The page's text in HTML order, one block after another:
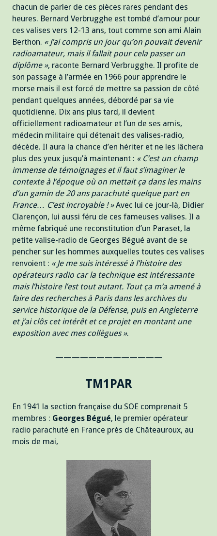
chacun de parler de ces pièces rares pendant des
heures. Bernard Verbrugghe est tombé d’amour pour
ces valises vers 12-13 ans, tout comme son ami Alain
Berthon. « J’ai compris un jour qu’on pouvait devenir
radioamateur, mais il fallait pour cela passer un
diplôme », raconte Bernard Verbrugghe. Il profite de
son passage à l’armée en 1966 pour apprendre le
morse mais il est forcé de mettre sa passion de côté
pendant quelques années, débordé par sa vie
quotidienne. Dix ans plus tard, il devient
officiellement radioamateur et l’un de ses amis,
médecin militaire qui détenait des valises-radio,
décède. Il aura la chance d’en hériter et ne les lâchera
plus des yeux jusqu’à maintenant : « C’est un champ
immense de témoignages et il faut s’imaginer le
contexte à l’époque où on mettait ça dans les mains
d’un gamin de 20 ans parachuté quelque part en
France… C’est incroyable ! »Avec lui ce jour-là, Didier
Clarençon, lui aussi féru de ces fameuses valises. Il a
même fabriqué une reconstitution d’un Paraset, la
petite valise-radio de Georges Bégué avant de se
pencher sur les hommes auxquelles toutes ces valises
renvoient : « Je me suis intéressé à l’histoire des
opérateurs radio car la technique est intéressante
mais l’histoire l’est tout autant. Tout ça m’a amené à
faire des recherches à Paris dans les archives du
service historique de la Défense, puis en Angleterre
et j’ai clôs cet intérêt et ce projet en montant une
exposition avec mes collègues ».
—————————————
TM1PAR
En 1941 la section française du SOE comprenait 5
membres : Georges Bégué, le premier opérateur
radio parachuté en France près de Châteauroux, au
mois de mai,